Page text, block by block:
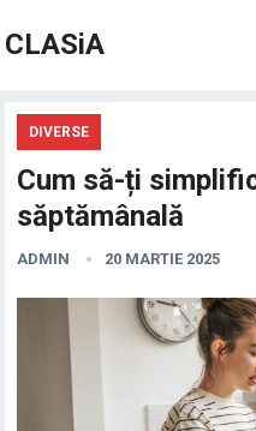
CLASiA
DIVERSE
Cum să-ți
săptămânală
ADMIN 20 MARTIE 2025